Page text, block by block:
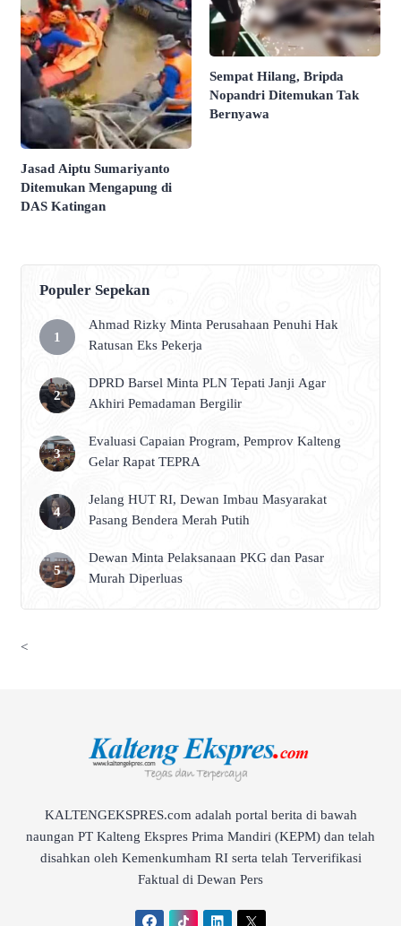
Jasad Aiptu Sumariyanto
Ditemukan Mengapung di
DAS Katingan
Sempat Hilang, Bripda
Nopandri Ditemukan Tak
Bernyawa
Populer Sepekan
Ahmad Rizky Minta Perusahaan Penuhi Hak
Ratusan Eks Pekerja
DPRD Barsel Minta PLN Tepati Janji Agar
Akhiri Pemadaman Bergilir
Evaluasi Capaian Program, Pemprov Kalteng
Gelar Rapat TEPRA
Jelang HUT RI, Dewan Imbau Masyarakat
Pasang Bendera Merah Putih
Dewan Minta Pelaksanaan PKG dan Pasar
Murah Diperluas
<
KALTENGEKSPRES.com adalah portal berita di bawah
naungan PT Kalteng Ekspres Prima Mandiri (KEPM) dan telah
disahkan oleh Kemenkumham RI serta telah Terverifikasi
Faktual di Dewan Pers